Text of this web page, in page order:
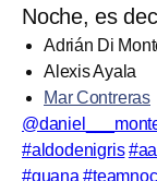
Noche, es
Adrián Di
Alexis Ayala
Mar Contreras
#aldodenigris
#guana